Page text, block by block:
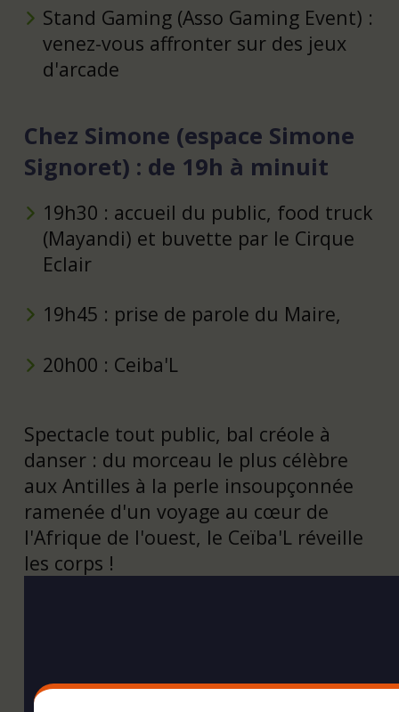
Stand Gaming (Asso Gaming Event) :
venez-vous affronter sur des jeux
d'arcade
Chez Simone (espace Simone
Signoret) : de 19h à minuit
19h30 : accueil du public, food truck
(Mayandi) et buvette par le Cirque
Eclair
19h45 : prise de parole du Maire,
20h00 : Ceiba'L
Spectacle tout public, bal créole à
danser : du morceau le plus célèbre
aux Antilles à la perle insoupçonnée
ramenée d'un voyage au cœur de
l'Afrique de l'ouest, le Ceïba'L réveille
les corps !